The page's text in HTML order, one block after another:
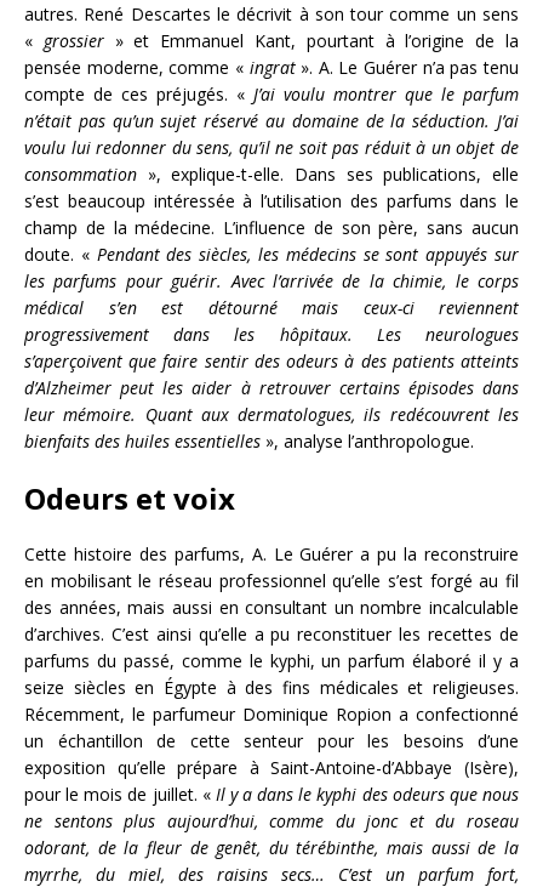
autres. René Descartes le décrivit à son tour comme un sens
« grossier» et Emmanuel Kant, pourtant à l’origine de la
pensée moderne, comme « ingrat». A. Le Guérer n’a pas tenu
compte de ces préjugés. « J’ai voulu montrer que le parfum
n’était pas qu’un sujet réservé au domaine de la séduction. J’ai
voulu lui redonner du sens, qu’il ne soit pas réduit à un objet de
consommation », explique-t-elle. Dans ses publications, elle
s’est beaucoup intéressée à l’utilisation des parfums dans le
champ de la médecine. L’influence de son père, sans aucun
doute. «Pendant des siècles, les médecins se sont appuyés sur
les parfums pour guérir. Avec l’arrivée de la chimie, le corps
médical s’en est détourné mais ceux-ci reviennent
progressivement dans les hôpitaux. Les neurologues
s’aperçoivent que faire sentir des odeurs à des patients atteints
d’Alzheimer peut les aider à retrouver certains épisodes dans
leur mémoire. Quant aux dermatologues, ils redécouvrent les
bienfaits des huiles essentielles », analyse l’anthropologue.
Odeurs et voix
Cette histoire des parfums, A. Le Guérer a pu la reconstruire
en mobilisant le réseau professionnel qu’elle s’est forgé au fil
des années, mais aussi en consultant un nombre incalculable
d’archives. C’est ainsi qu’elle a pu reconstituer les recettes de
parfums du passé, comme le kyphi, un parfum élaboré il y a
seize siècles en Égypte à des fins médicales et religieuses.
Récemment, le parfumeur Dominique Ropion a confectionné
un échantillon de cette senteur pour les besoins d’une
exposition qu’elle prépare à Saint-Antoine-d’Abbaye (Isère),
pour le mois de juillet. « Il y a dans le kyphi des odeurs que nous
ne sentons plus aujourd’hui, comme du jonc et du roseau
odorant, de la fleur de genêt, du térébinthe, mais aussi de la
myrrhe, du miel, des raisins secs… C’est un parfum fort,